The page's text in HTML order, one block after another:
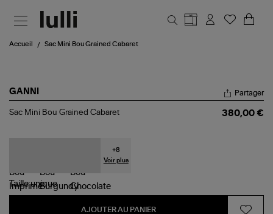
Accueil Sac Mini Bou Grained Cabaret
GANNI
Sac
Partager
Sac Mini Bou Grained Cabaret 380,00 €
+8
Voir plus
Tailleunique
AJOUTER AU PANIER